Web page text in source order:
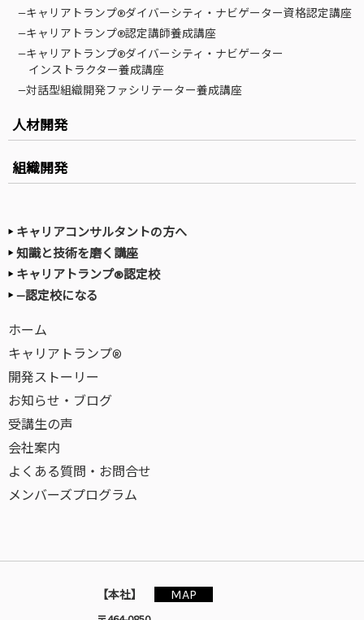
—キャリアトランプ®ダイバーシティ・ナビゲーター資格認定講座
—キャリアトランプ®認定講師養成講座
—キャリアトランプ®ダイバーシティ・ナビゲーター
インストラクター養成講座
—対話型組織開発ファシリテーター養成講座
人材開発
組織開発
キャリアコンサルタントの方へ
知識と技術を磨く講座
キャリアトランプ®認定校
—認定校になる
ホーム
キャリアトランプ®
開発ストーリー
お知らせ・ブログ
受講生の声
会社案内
よくある質問・お問合せ
メンバーズプログラム
【本社】
MAP